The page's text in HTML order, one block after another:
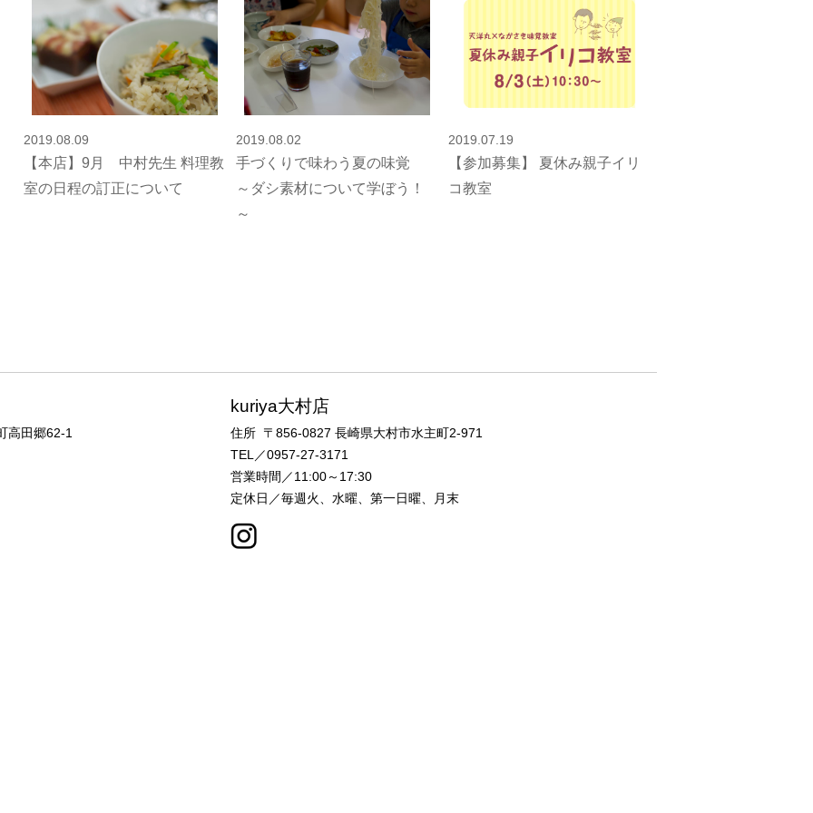
2019.08.09
【本店】9月 中村先生 料理教
室の日程の訂正について
2019.08.02
手づくりで味わう夏の味覚
～ダシ素材について学ぼう！
～
2019.07.19
【参加募集】 夏休み親子イリ
コ教室
高田郷62-1
kuriya大村店
住所 〒856-0827 長崎県大村市水主町2-971
TEL／0957-27-3171
営業時間／11:00～17:30
定休日／毎週火、水曜、第一日曜、月末